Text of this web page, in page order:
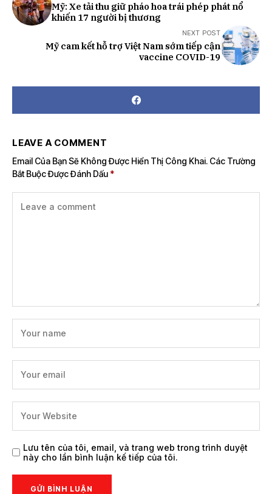
Mỹ: Xe tải thu giữ pháo hoa trái phép phát nổ
khiến 17 người bị thương
NEXT POST
Mỹ cam kết hỗ trợ Việt Nam sớm tiếp cận
vaccine COVID-19
LEAVE A COMMENT
Email Của Bạn Sẽ Không Được Hiển Thị Công Khai. Các Trường
Bắt Buộc Được Đánh Dấu *
Lưu tên của tôi, email, và trang web trong trình duyệt
này cho lần bình luận kế tiếp của tôi.